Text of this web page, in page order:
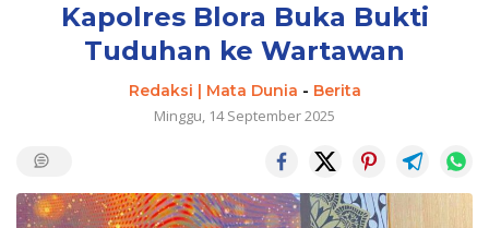
Kapolres Blora Buka Bukti
Tuduhan ke Wartawan
Redaksi | Mata Dunia - Berita
Minggu, 14 September 2025